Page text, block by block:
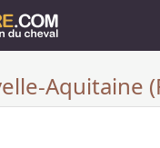
Aquitaine